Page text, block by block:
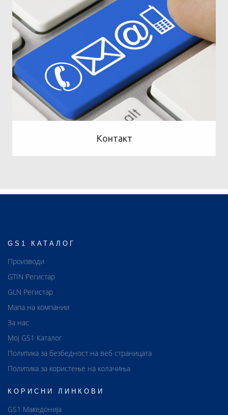
Контакт
GS1 КАТАЛОГ
Производи
GTIN Регистар
GLN Регистар
Мапа на компании
За нас
Мој GS1 Каталог
Политика за безбедност на веб страницата
Политика за користење на колачиња
КОРИСНИ ЛИНКОВИ
GS1 Македонија